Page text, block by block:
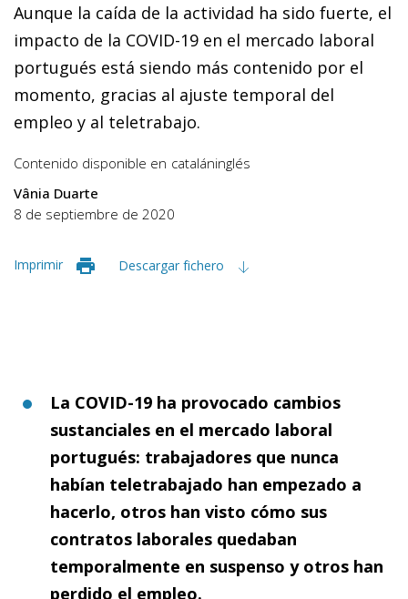
Aunque la caída de la actividad ha sido fuerte, el
impacto de la COVID-19 en el mercado laboral
portugués está siendo más contenido por el
momento, gracias al ajuste temporal del
empleo y al teletrabajo.
Contenido disponible en cataláninglés
Vânia Duarte
8 de septiembre de 2020
Imprimir Descargar fichero
La COVID-19 ha provocado cambios
sustanciales en el mercado laboral
portugués: trabajadores que nunca
habían teletrabajado han empezado a
hacerlo, otros han visto cómo sus
contratos laborales quedaban
temporalmente en suspenso y otros han
perdido el empleo.